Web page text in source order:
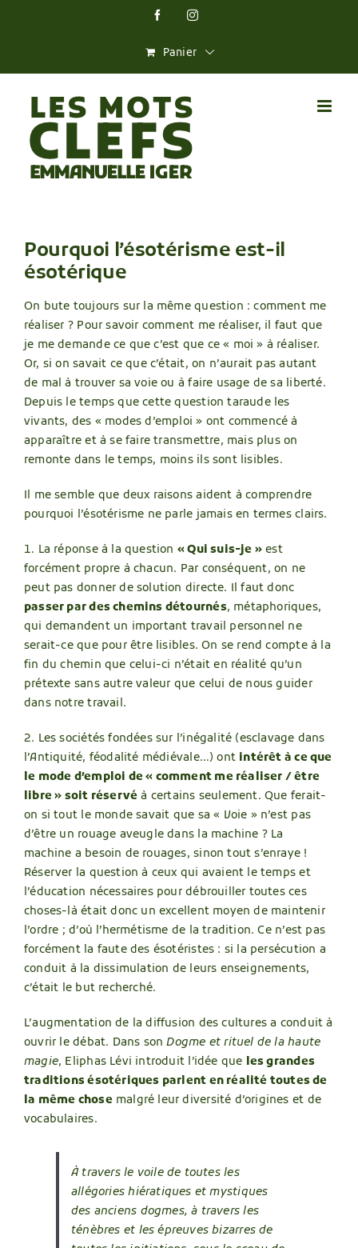
FacebookInstagram
Panier
Pourquoi l’ésotérisme est-il
ésotérique
On bute toujours sur la même question : comment me
réaliser ? Pour savoir comment me réaliser, il faut que
je me demande ce que c’est que ce « moi » à réaliser.
Or, si on savait ce que c’était, on n’aurait pas autant
de mal à trouver sa voie ou à faire usage de sa liberté.
Depuis le temps que cette question taraude les
vivants, des « modes d’emploi » ont commencé à
apparaître et à se faire transmettre, mais plus on
remonte dans le temps, moins ils sont lisibles.
Il me semble que deux raisons aident à comprendre
pourquoi l’ésotérisme ne parle jamais en termes clairs.
1. La réponse à la question « Qui suis-je » est
forcément propre à chacun. Par conséquent, on ne
peut pas donner de solution directe. Il faut donc
passer par des chemins détournés, métaphoriques,
qui demandent un important travail personnel ne
serait-ce que pour être lisibles. On se rend compte à la
fin du chemin que celui-ci n’était en réalité qu’un
prétexte sans autre valeur que celui de nous guider
dans notre travail.
2. Les sociétés fondées sur l’inégalité (esclavage dans
l’Antiquité, féodalité médiévale…) ont intérêt à ce que
le mode d’emploi de « comment me réaliser / être
libre » soit réservé à certains seulement. Que ferait-
on si tout le monde savait que sa « Voie » n’est pas
d’être un rouage aveugle dans la machine ? La
machine a besoin de rouages, sinon tout s’enraye !
Réserver la question à ceux qui avaient le temps et
l’éducation nécessaires pour débrouiller toutes ces
choses-là était donc un excellent moyen de maintenir
l’ordre ; d’où l’hermétisme de la tradition. Ce n’est pas
forcément la faute des ésotéristes : si la persécution a
conduit à la dissimulation de leurs enseignements,
c’était le but recherché.
L’augmentation de la diffusion des cultures a conduit à
ouvrir le débat. Dans sonDogme et rituel de la haute
magie, Eliphas Lévi introduit l’idée que les grandes
traditions ésotériques parlent en réalité toutes de
la même chosemalgré leur diversité d’origines et de
vocabulaires.
À travers le voile de toutes les
allégories hiératiques et mystiques
des anciens dogmes, à travers les
ténèbres et les épreuves bizarres de